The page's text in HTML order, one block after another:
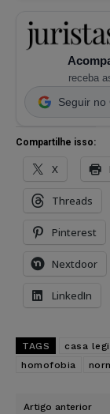
receba
Seguir no
Compartilhe isso:
X
Threads
Pinterest
Nextdoor
LinkedIn
TAGS casa
homofobia
Artigo anterior